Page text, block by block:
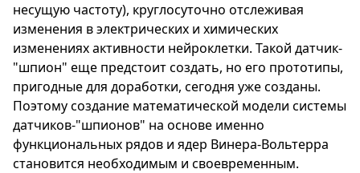
несущую частоту), круглосуточно отслеживая
изменения в электрических и химических
изменениях активности нейроклетки. Такой датчик-
"шпион" еще предстоит создать, но его прототипы,
пригодные для доработки, сегодня уже созданы.
Поэтому создание математической модели системы
датчиков-"шпионов" на основе именно
функциональных рядов и ядер Винера-Вольтерра
становится необходимым и своевременным.